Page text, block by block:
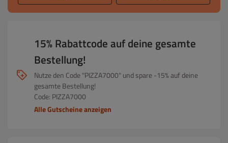
15% Rabattcode auf deine gesamte
Bestellung!
Nutze den Code "PIZZA7000" und spare -15% auf deine
gesamte Bestellung!
Code: PIZZA7000
Alle Gutscheine anzeigen